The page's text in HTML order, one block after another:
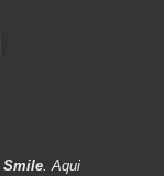
Smile. Aqui